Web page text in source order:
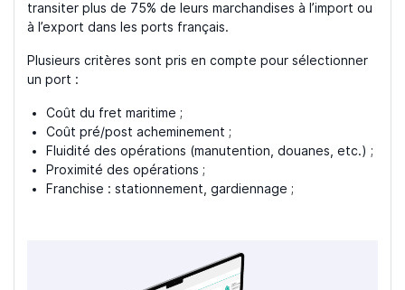
transiter plus de 75% de leurs marchandises à l’import ou
à l’export dans les ports français.
Plusieurs critères sont pris en compte pour sélectionner
un port :
Coût du fret maritime ;
Coût pré/post acheminement ;
Fluidité des opérations (manutention, douanes, etc.) ;
Proximité des opérations ;
Franchise : stationnement, gardiennage ;